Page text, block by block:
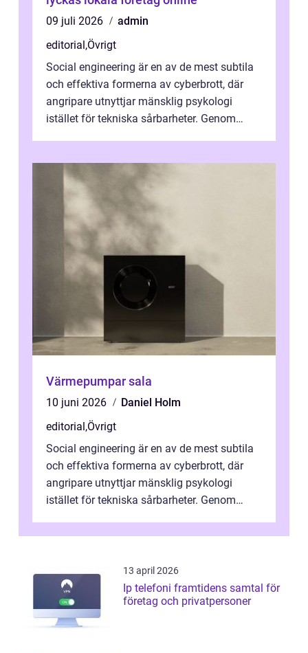
09 juli 2026
admin
editorial,Övrigt
Social engineering är en av de mest subtila
och effektiva formerna av cyberbrott, där
angripare utnyttjar mänsklig psykologi
istället för tekniska sårbarheter. Genom
Värmepumpar sala
10 juni 2026
Daniel Holm
editorial,Övrigt
Social engineering är en av de mest subtila
och effektiva formerna av cyberbrott, där
angripare utnyttjar mänsklig psykologi
istället för tekniska sårbarheter. Genom
13 april 2026
Ip telefoni framtidens samtal för
företag och privatpersoner